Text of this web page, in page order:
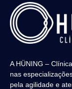
A HÜNING –
nas
pela agilidade e